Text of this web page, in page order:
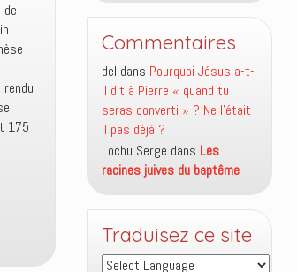
de
175
Commentaires
del dans Pourquoi Jésus a-t-
il dit à Pierre « quand tu
seras converti » ? Ne l’était-
il pas déjà ?
Lochu Serge dans Les
racines juives du baptême
Traduisez ce site